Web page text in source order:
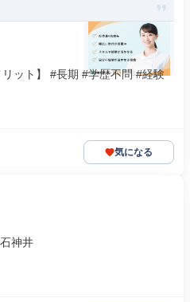
ット】 #長期 #学歴不問 #経験
気になる
神井